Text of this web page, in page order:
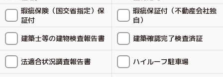
瑕疵保険（国交省指定）保
証付
瑕疵保証付（不動産会社独
自）
建築士等の建物検査報告書
建築確認完了検査済証
法適合状況調査報告書 ハイルーフ駐車場